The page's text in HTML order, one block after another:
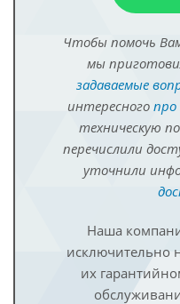
Чтобы помочь
мы
задаваемые
интересного
техническую
перечислили
уточнили
Наша
исключительно
их